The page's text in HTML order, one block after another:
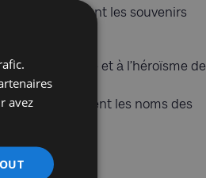
sont les souvenirs
à la résistance et à l’héroïsme de
où figurent les noms des
585
avez